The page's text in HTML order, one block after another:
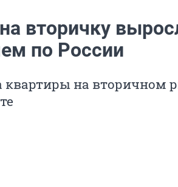
вторичку
по России
квартиры на вторичном